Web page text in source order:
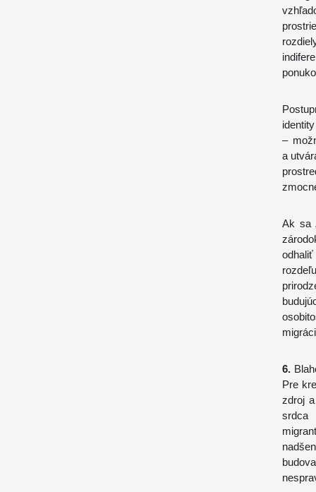
–
a
Ak sa
odhaliť
6.
Pre
zdroj
srdca